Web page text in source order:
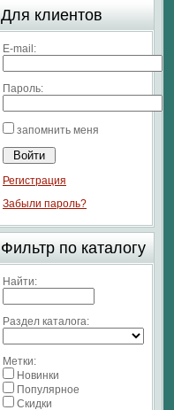
Для клиентов
E-mail:
Пароль:
запомнить меня
Регистрация
Забыли пароль?
Фильтр по каталогу
Найти:
Раздел каталога:
Метки:
Новинки
Популярное
Скидки